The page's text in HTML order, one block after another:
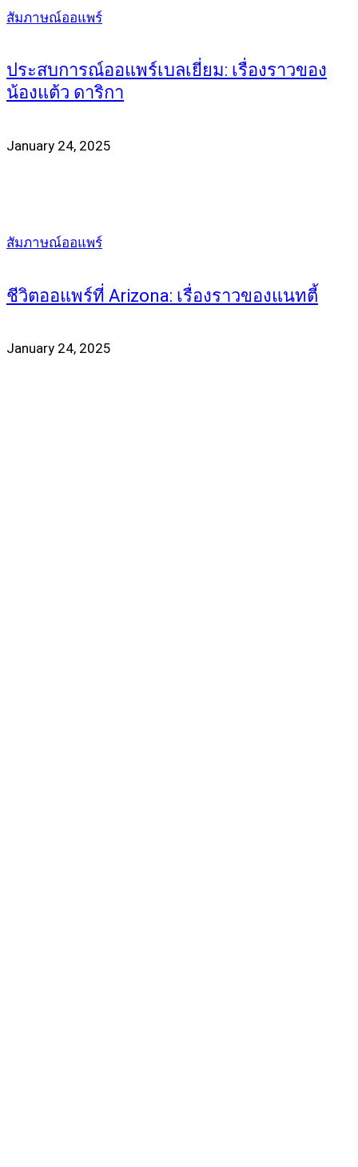
สัมภาษณ์ออแพร์
ประสบการณ์ออแพร์เบลเยี่ยม: เรื่องราวของ
น้องแต้ว ดาริกา
January 24, 2025
สัมภาษณ์ออแพร์
ชีวิตออแพร์ที่ Arizona: เรื่องราวของแนทตี้
January 24, 2025